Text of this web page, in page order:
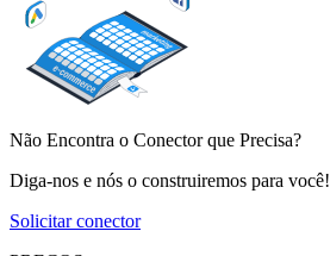
Não Encontra o Conector que Precisa?
Diga-nos e nós o construiremos para você!
Solicitar conector